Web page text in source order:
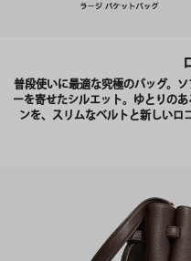
普段使いに最適な究極のバッグ。
ーを寄せたシルエット。ゆとりの
ンを、スリムなベルトと新しいロ